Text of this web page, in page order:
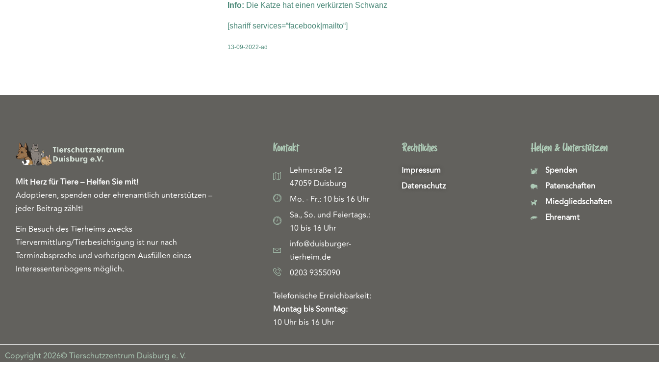
Info: Die Katze hat einen verkürzten Schwanz
[shariff services=“facebook|mailto“]
13-09-2022-ad
Mit Herz für Tiere – Helfen Sie mit!
Adoptieren, spenden oder ehrenamtlich unterstützen –
jeder Beitrag zählt!
Ein Besuch des Tierheims zwecks
Tiervermittlung/Tierbesichtigung ist nur nach
Terminabsprache und vorherigem Ausfüllen eines
Interessentenbogens möglich.
Kontakt
Lehmstraße 12
47059 Duisburg
Mo. - Fr.: 10 bis 16 Uhr
Sa., So. und Feiertags.:
10 bis 16 Uhr
info@duisburger-
tierheim.de
0203 9355090
Telefonische Erreichbarkeit:
Montag bis Sonntag:
10 Uhr bis 16 Uhr
Rechtliches
Impressum
Datenschutz
Helfen & Unterstützen
Spenden
Patenschaften
Miedgliedschaften
Ehrenamt
Copyright 2026© Tierschutzzentrum Duisburg e. V.